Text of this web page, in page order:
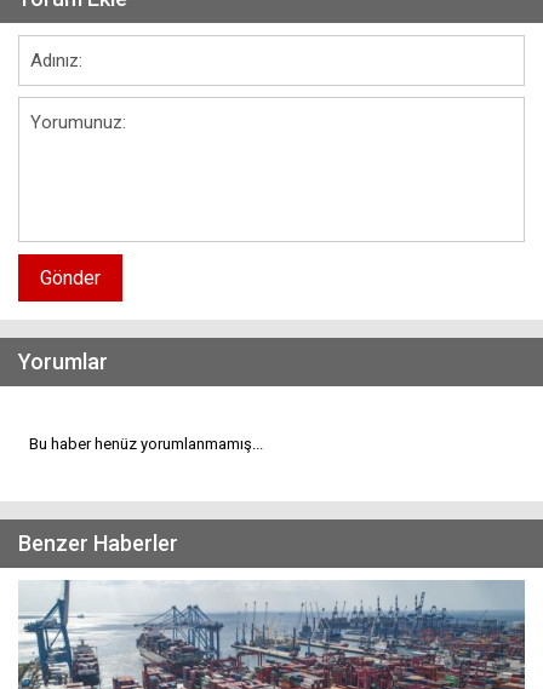
Gönder
Yorumlar
Bu haber henüz yorumlanmamış...
Benzer Haberler